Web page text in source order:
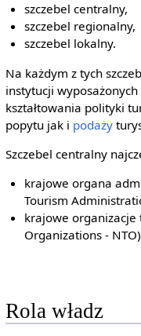
szczebel centralny,
szczebel regionalny,
szczebel lokalny.
Na każdym z tych
instytucji
kształtowania polityki
popytu jak i podaży
Szczebel centralny
krajowe organa
Tourism
krajowe organizacje
Organizations - NTO)
Rola władz